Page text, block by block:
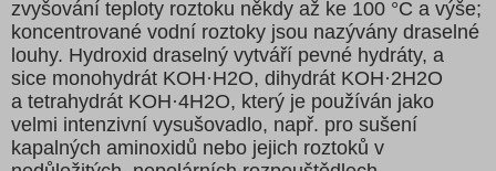
zvyšování teploty roztoku někdy až ke 100 °C a výše;
koncentrované vodní roztoky jsou nazývány draselné
louhy. Hydroxid draselný vytváří pevné hydráty, a
sice monohydrát KOH·H2O, dihydrát KOH·2H2O
a tetrahydrát KOH·4H2O, který je používán jako
velmi intenzivní vysušovadlo, např. pro sušení
kapalných aminoxidů nebo jejich roztoků v